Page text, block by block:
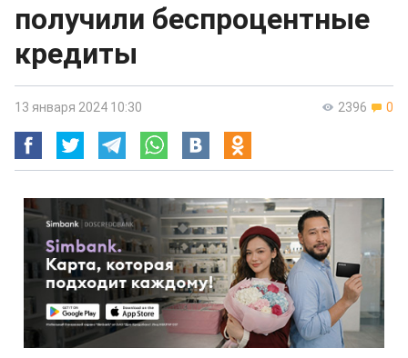
получили беспроцентные
кредиты
2396 0
13 января 2024 10:30